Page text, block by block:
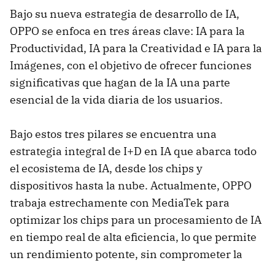
Bajo su nueva estrategia de desarrollo de IA,
OPPO se enfoca en tres áreas clave: IA para la
Productividad, IA para la Creatividad e IA para la
Imágenes, con el objetivo de ofrecer funciones
significativas que hagan de la IA una parte
esencial de la vida diaria de los usuarios.
Bajo estos tres pilares se encuentra una
estrategia integral de I+D en IA que abarca todo
el ecosistema de IA, desde los chips y
dispositivos hasta la nube. Actualmente, OPPO
trabaja estrechamente con MediaTek para
optimizar los chips para un procesamiento de IA
en tiempo real de alta eficiencia, lo que permite
un rendimiento potente, sin comprometer la